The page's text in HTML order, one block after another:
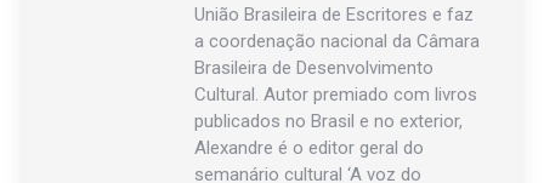
União Brasileira de Escritores e faz
a coordenação nacional da Câmara
Brasileira de Desenvolvimento
Cultural. Autor premiado com livros
publicados no Brasil e no exterior,
Alexandre é o editor geral do
semanário cultural ‘A voz do